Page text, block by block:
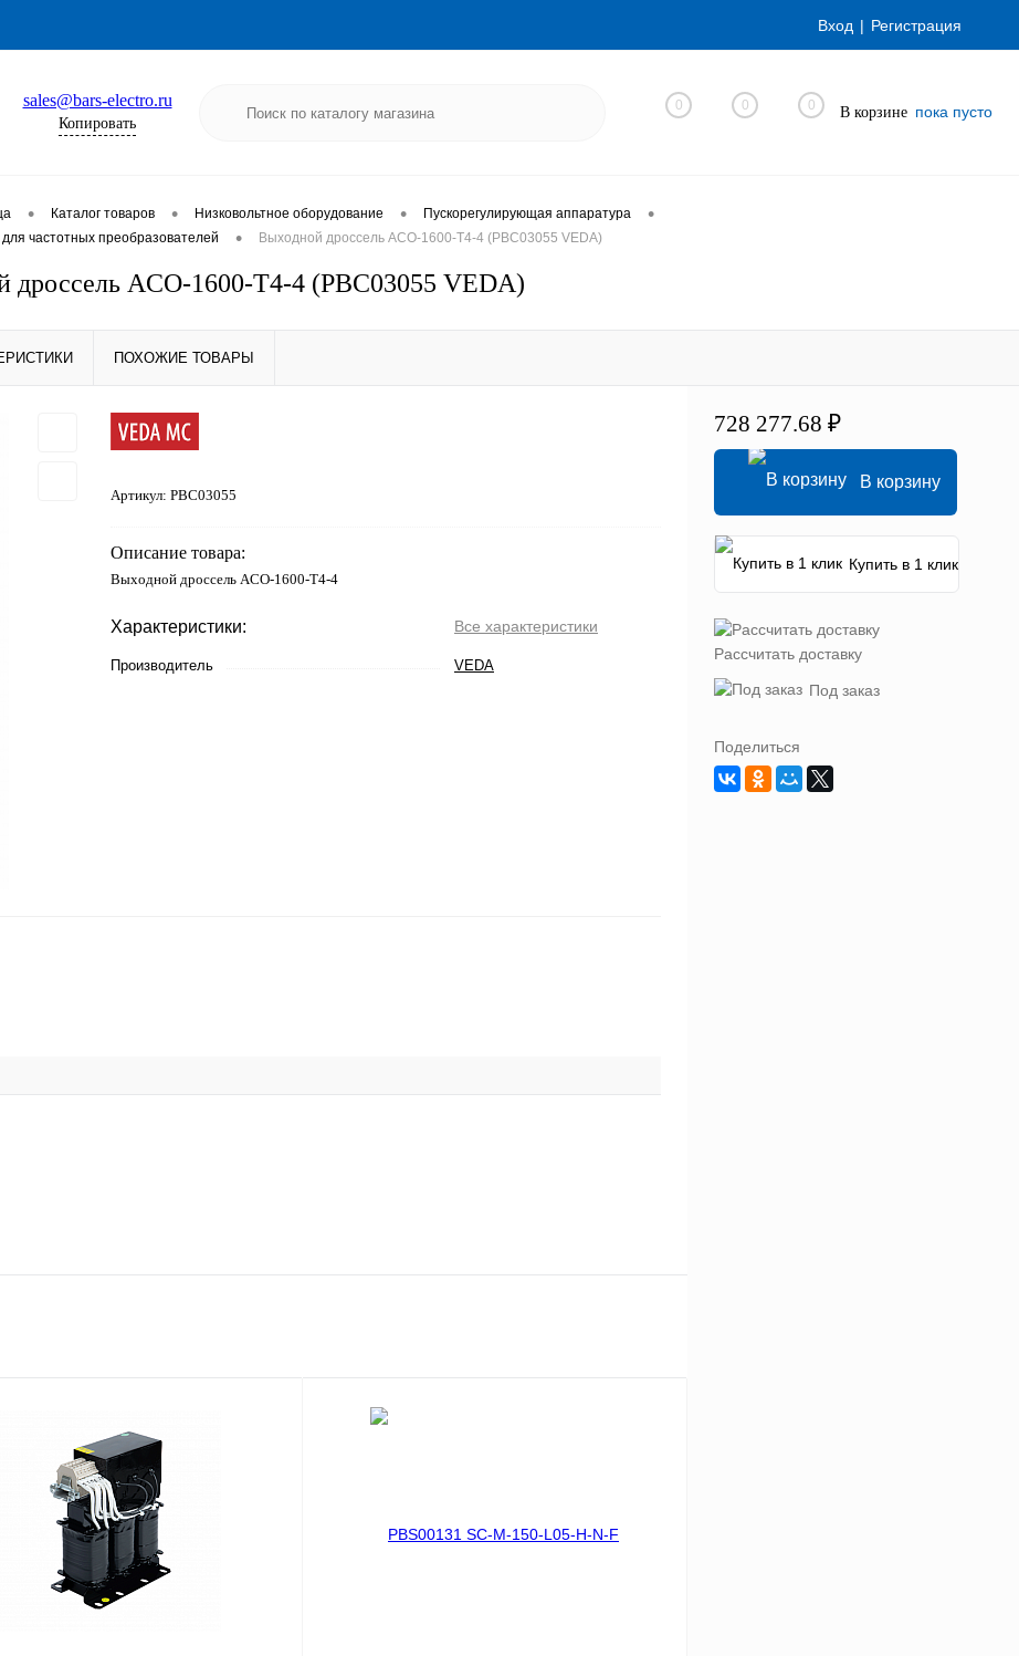
Вход Регистрация
sales@bars-electro.ru
Копировать
0 0 0 В корзине пока пусто
• Каталог товаров • Низковольтное оборудование • Пускорегулирующая аппаратура •
частотных преобразователей • Выходной дроссель ACO-1600-T4-4 (PBC03055 VEDA)
дроссель ACO-1600-T4-4 (PBC03055 VEDA)
ПОХОЖИЕ ТОВАРЫ
Артикул: PBC03055
Описание товара:
Выходной дроссель ACO-1600-T4-4
Характеристики: Все характеристики
Производитель VEDA
728 277.68 ₽
В корзину
Купить в 1 клик
Рассчитать доставку
Под заказ
Поделиться